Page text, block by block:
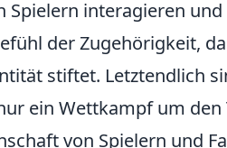
Spielern interagieren
der Zugehörigkeit,
stiftet. Letztendlich
ein Wettkampf um
von Spielern und